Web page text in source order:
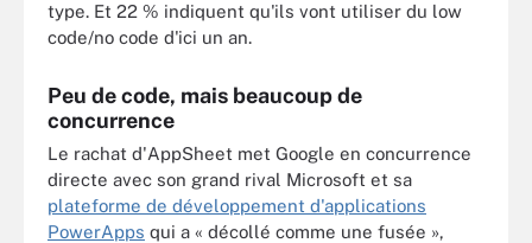
type. Et 22 % indiquent qu'ils vont utiliser du low
code/no code d'ici un an.
Peu de code, mais beaucoup de
concurrence
Le rachat d'AppSheet met Google en concurrence
directe avec son grand rival Microsoft et sa
plateforme de développement d'applications
PowerApps qui a « décollé comme une fusée »,